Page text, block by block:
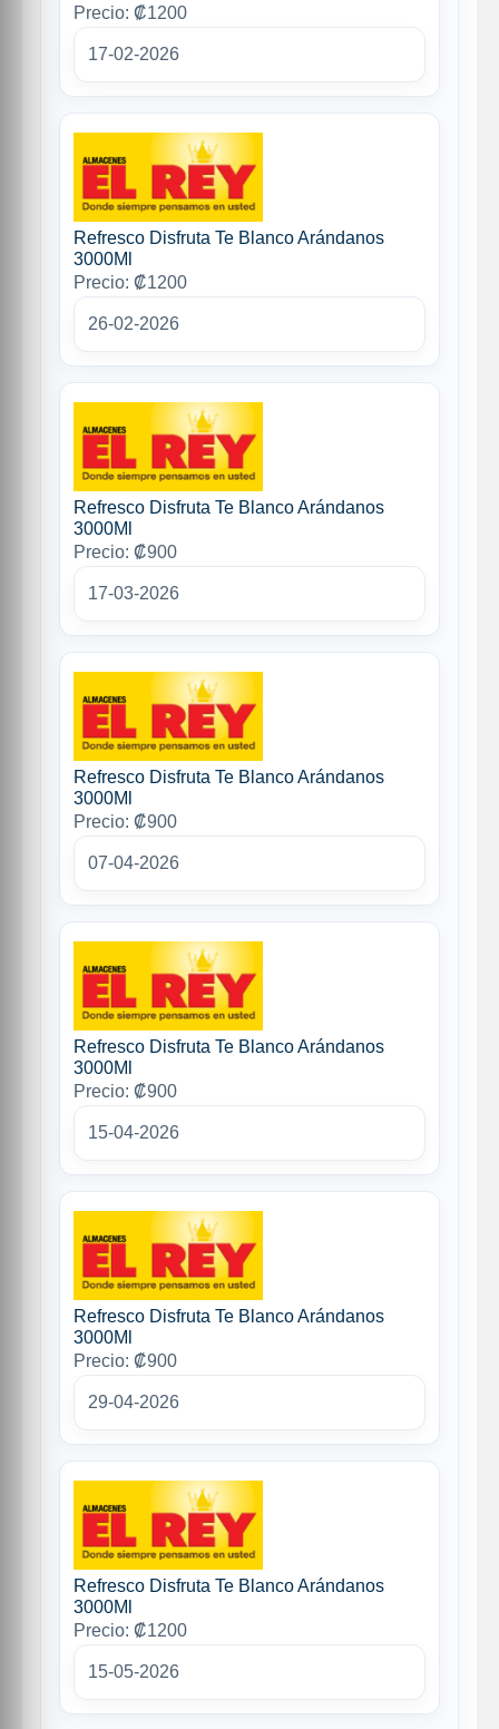
Precio: ₡1200
17-02-2026
Refresco Disfruta Te Blanco Arándanos
3000Ml
Precio: ₡1200
26-02-2026
Refresco Disfruta Te Blanco Arándanos
3000Ml
Precio: ₡900
17-03-2026
Refresco Disfruta Te Blanco Arándanos
3000Ml
Precio: ₡900
07-04-2026
Refresco Disfruta Te Blanco Arándanos
3000Ml
Precio: ₡900
15-04-2026
Refresco Disfruta Te Blanco Arándanos
3000Ml
Precio: ₡900
29-04-2026
Refresco Disfruta Te Blanco Arándanos
3000Ml
Precio: ₡1200
15-05-2026